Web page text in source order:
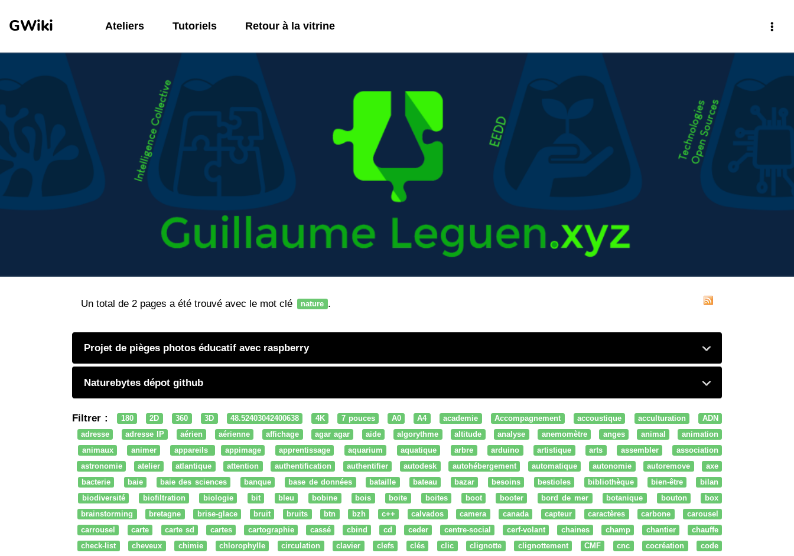
GWiki Ateliers Tutoriels Retour à la vitrine
Un total de 2 pages a été trouvé avec le mot clé nature .
Projet de pièges photos éducatif avec raspberry
Naturebytes dépot github
Filtrer : 180 2D 360 3D 48.52403042400638 4K 7 pouces A0 A4 academie Accompagnement accoustique acculturation
ADN
adresse
adresse IP aérien aérienne affichage agar agar aide algorythme altitude analyse anemomètre anges animal
animation
animaux
animer appareils appimage apprentissage aquarium aquatique arbre arduino artistique arts assembler
association
astronomie
atelier atlantique attention authentification authentifier autodesk autohébergement automatique autonomie autoremove
axe
bacterie
baie baie des sciences banque base de données bataille bateau bazar besoins bestioles bibliothèque bien-être
bilan
biodiversité
biofiltration biologie bit bleu bobine bois boite boites boot booter bord de mer botanique bouton
box
brainstorming
bretagne brise-glace bruit bruits btn bzh c++ calvados camera canada capteur caractères carbone
carousel
carrousel
carte carte sd cartes cartographie cassé cbind cd ceder centre-social cerf-volant chaines champ chantier
chauffe
check-list
cheveux chimie chlorophylle circulation clavier clefs clés clic clignotte clignottement CMF cnc cocréation
code